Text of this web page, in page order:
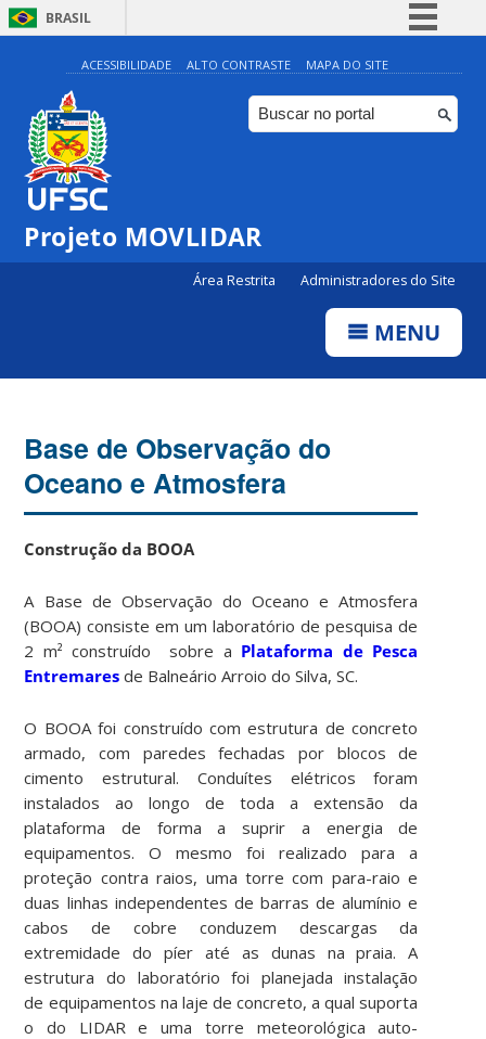
BRASIL
Simplifique!
Comunica BR
Participe
ACESSIBILIDADE ALTO CONTRASTE MAPA DO SITE
Projeto MOVLIDAR
Área Restrita Administradores do Site
MENU
Base de Observação do
Oceano e Atmosfera
Construção da BOOA
A Base de Observação do Oceano e Atmosfera
(BOOA) consiste em um laboratório de pesquisa de
2 m² construído sobre a Plataforma de Pesca
Entremares de Balneário Arroio do Silva, SC.
O BOOA foi construído com estrutura de concreto
armado, com paredes fechadas por blocos de
cimento estrutural. Conduítes elétricos foram
instalados ao longo de toda a extensão da
plataforma de forma a suprir a energia de
equipamentos. O mesmo foi realizado para a
proteção contra raios, uma torre com para-raio e
duas linhas independentes de barras de alumínio e
cabos de cobre conduzem descargas da
extremidade do píer até as dunas na praia. A
estrutura do laboratório foi planejada instalação
de equipamentos na laje de concreto, a qual suporta
o do LIDAR e uma torre meteorológica auto-